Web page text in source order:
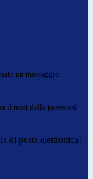
un messaggio
il reset della password
di posta elettronica!